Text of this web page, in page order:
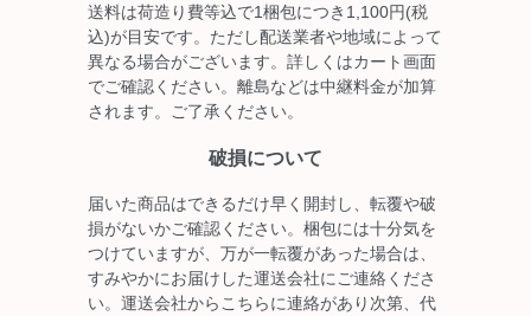
送料は荷造り費等込で1梱包につき1,100円(税
込)が目安です。ただし配送業者や地域によって
異なる場合がございます。詳しくはカート画面
でご確認ください。離島などは中継料金が加算
されます。ご了承ください。
破損について
届いた商品はできるだけ早く開封し、転覆や破
損がないかご確認ください。梱包には十分気を
つけていますが、万が一転覆があった場合は、
すみやかにお届けした運送会社にご連絡くださ
い。運送会社からこちらに連絡があり次第、代